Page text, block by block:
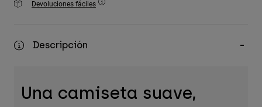
Accesorios
Bolsas y Mochilas
Ver todo
Devoluciones fáciles
Descripción
Una camiseta suave,